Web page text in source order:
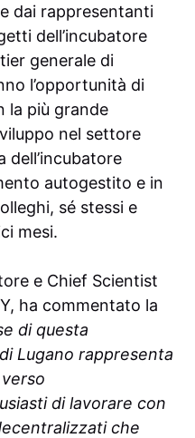
dai rappresentanti
dell’incubatore
generale di
l’opportunità di
la più grande
nel settore
dell’incubatore
autogestito e in
sé stessi e
mesi.
e Chief Scientist
ha commentato la
di questa
Lugano rappresenta
di lavorare con
che